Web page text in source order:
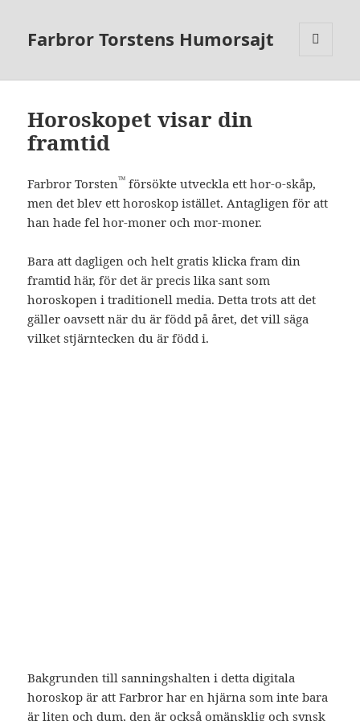
Farbror Torstens Humorsajt
Horoskopet visar din
framtid
Farbror Torsten™ försökte utveckla ett hor-o-skåp,
men det blev ett horoskop istället. Antagligen för att
han hade fel hor-moner och mor-moner.
Bara att dagligen och helt gratis klicka fram din
framtid här, för det är precis lika sant som
horoskopen i traditionell media. Detta trots att det
gäller oavsett när du är född på året, det vill säga
vilket stjärntecken du är född i.
Bakgrunden till sanningshalten i detta digitala
horoskop är att Farbror har en hjärna som inte bara
är liten och dum, den är också omänsklig och synsk